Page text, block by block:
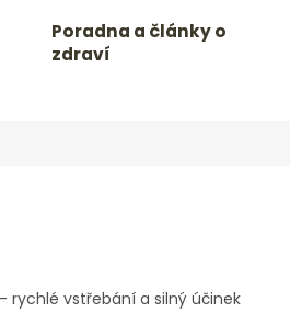
Poradna a články o
zdraví
– rychlé vstřebání a silný účinek